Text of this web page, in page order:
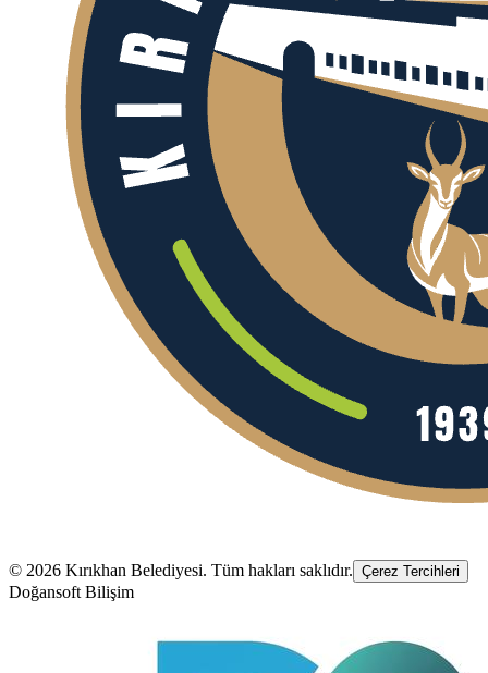
© 2026 Kırıkhan Belediyesi. Tüm hakları saklıdır. Çerez Tercihleri
Doğansoft Bilişim